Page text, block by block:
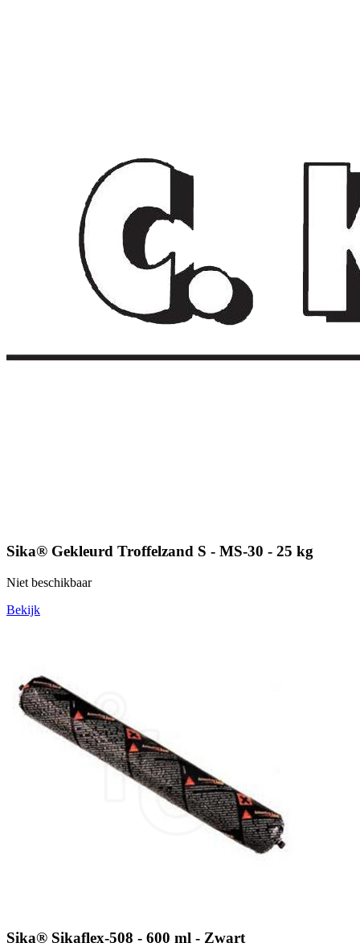
Sika® Gekleurd Troffelzand S - MS-30 - 25 kg
Niet beschikbaar
Bekijk
Sika® Sikaflex-508 - 600 ml - Zwart